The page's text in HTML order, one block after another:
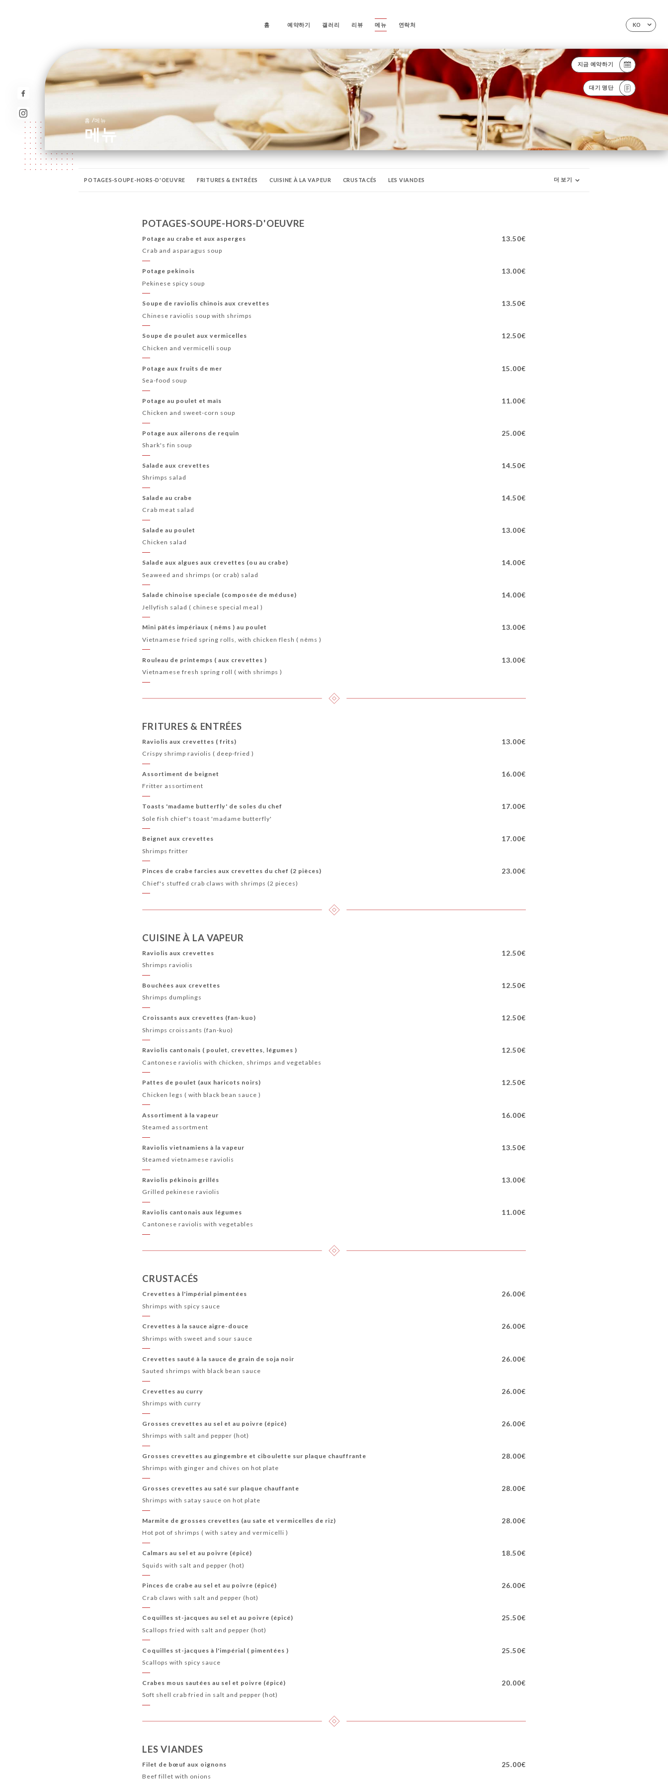
KO
홈 예약하기 갤러리 리뷰 메뉴 연락처
지금 예약하기
대기 명단
홈 /메뉴
메뉴
POTAGES-SOUPE-HORS-D'OEUVRE FRITURES & ENTRÉES CUISINE À LA VAPEUR CRUSTACÉS LES VIANDES
PLATS PRINCIPAUX SPÉCIALITÉS THAÏ
더 보기
POTAGES-SOUPE-HORS-D'OEUVRE
Potage au crabe et aux asperges 13.50€
Crab and asparagus soup
Potage pekinois 13.00€
Pekinese spicy soup
Soupe de raviolis chinois aux crevettes 13.50€
Chinese raviolis soup with shrimps
Soupe de poulet aux vermicelles 12.50€
Chicken and vermicelli soup
Potage aux fruits de mer 15.00€
Sea-food soup
Potage au poulet et maïs 11.00€
Chicken and sweet-corn soup
Potage aux ailerons de requin 25.00€
Shark's fin soup
Salade aux crevettes 14.50€
Shrimps salad
Salade au crabe 14.50€
Crab meat salad
Salade au poulet 13.00€
Chicken salad
Salade aux algues aux crevettes (ou au crabe) 14.00€
Seaweed and shrimps (or crab) salad
Salade chinoise speciale (composée de méduse) 14.00€
Jellyfish salad ( chinese special meal )
Mini pâtés impériaux ( nêms ) au poulet 13.00€
Vietnamese fried spring rolls, with chicken flesh ( nêms )
Rouleau de printemps ( aux crevettes ) 13.00€
Vietnamese fresh spring roll ( with shrimps )
FRITURES & ENTRÉES
Raviolis aux crevettes ( frits) 13.00€
Crispy shrimp raviolis ( deep-fried )
Assortiment de beignet 16.00€
Fritter assortiment
Toasts 'madame butterfly' de soles du chef 17.00€
Sole fish chief's toast 'madame butterfly'
Beignet aux crevettes 17.00€
Shrimps fritter
Pinces de crabe farcies aux crevettes du chef (2 pièces) 23.00€
Chief's stuffed crab claws with shrimps (2 pieces)
CUISINE À LA VAPEUR
Raviolis aux crevettes 12.50€
Shrimps raviolis
Bouchées aux crevettes 12.50€
Shrimps dumplings
Croissants aux crevettes (fan-kuo) 12.50€
Shrimps croissants (fan-kuo)
Raviolis cantonais ( poulet, crevettes, légumes ) 12.50€
Cantonese raviolis with chicken, shrimps and vegetables
Pattes de poulet (aux haricots noirs) 12.50€
Chicken legs ( with black bean sauce )
Assortiment à la vapeur 16.00€
Steamed assortment
Raviolis vietnamiens à la vapeur 13.50€
Steamed vietnamese raviolis
Raviolis pékinois grillés 13.00€
Grilled pekinese raviolis
Raviolis cantonais aux légumes 11.00€
Cantonese raviolis with vegetables
CRUSTACÉS
Crevettes à l'impérial pimentées 26.00€
Shrimps with spicy sauce
Crevettes à la sauce aigre-douce 26.00€
Shrimps with sweet and sour sauce
Crevettes sauté à la sauce de grain de soja noir 26.00€
Sauted shrimps with black bean sauce
Crevettes au curry 26.00€
Shrimps with curry
Grosses crevettes au sel et au poivre (épicé) 26.00€
Shrimps with salt and pepper (hot)
Grosses crevettes au gingembre et ciboulette sur plaque chauffrante 28.00€
Shrimps with ginger and chives on hot plate
Grosses crevettes au saté sur plaque chauffante 28.00€
Shrimps with satay sauce on hot plate
Marmite de grosses crevettes (au sate et vermicelles de riz) 28.00€
Hot pot of shrimps ( with satey and vermicelli )
Calmars au sel et au poivre (épicé) 18.50€
Squids with salt and pepper (hot)
Pinces de crabe au sel et au poivre (épicé) 26.00€
Crab claws with salt and pepper (hot)
Coquilles st-jacques au sel et au poivre (épicé) 25.50€
Scallops fried with salt and pepper (hot)
Coquilles st-jacques à l'impérial ( pimentées ) 25.50€
Scallops with spicy sauce
Crabes mous sautées au sel et poivre (épicé) 20.00€
Soft shell crab fried in salt and pepper (hot)
LES VIANDES
Filet de bœuf aux oignons 25.00€
Beef fillet with onions